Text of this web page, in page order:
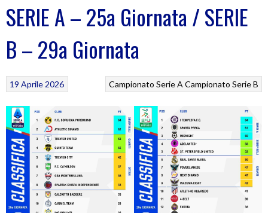
SERIE A – 25a Giornata / SERIE
B – 29a Giornata
Campionato Serie A Campionato Serie B
19 Aprile 2026